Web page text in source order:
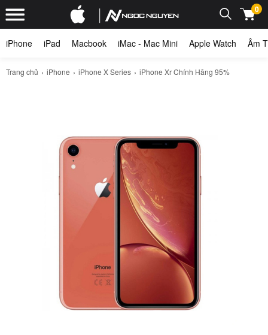
0
iPhone iPad Macbook iMac - Mac Mini Apple Watch Âm
Trang chủ iPhone iPhone X Series iPhone Xr Chính Hãng 95%